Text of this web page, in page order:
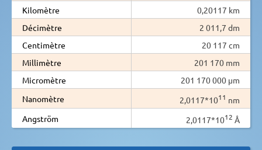
Kilomètre
0,20117 km
Décimètre
2 011,7 dm
Centimètre
20 117 cm
Millimètre
201 170 mm
Micromètre
201 170 000 µm
Nanomètre
2,0117*1011 nm
Angström
2,0117*1012 Å